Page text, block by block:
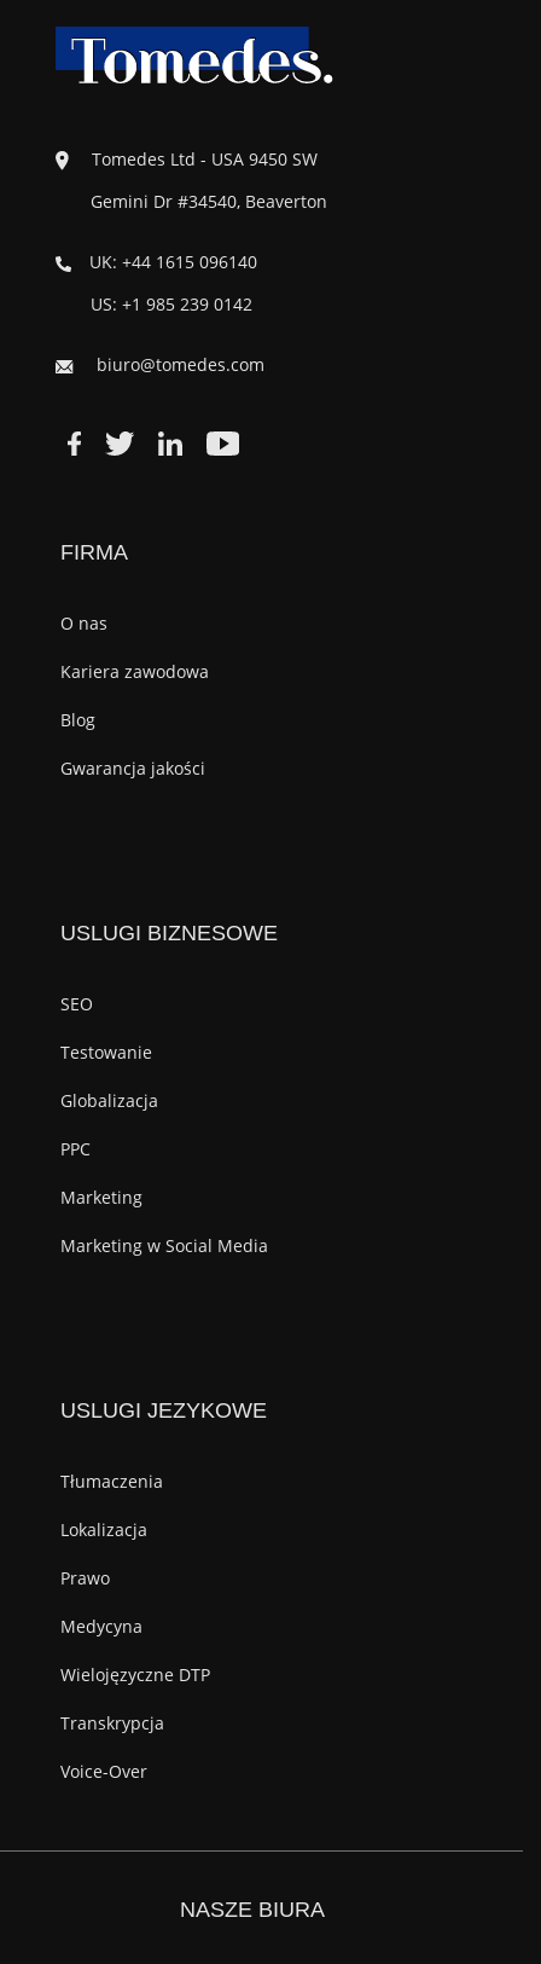
Tomedes Ltd - USA 9450 SW
Gemini Dr #34540, Beaverton
UK: +44 1615 096140
US: +1 985 239 0142
biuro@tomedes.com
FIRMA
O nas
Kariera zawodowa
Blog
Gwarancja jakości
USLUGI BIZNESOWE
SEO
Testowanie
Globalizacja
PPC
Marketing
Marketing w Social Media
USLUGI JEZYKOWE
Tłumaczenia
Lokalizacja
Prawo
Medycyna
Wielojęzyczne DTP
Transkrypcja
Voice-Over
NASZE BIURA